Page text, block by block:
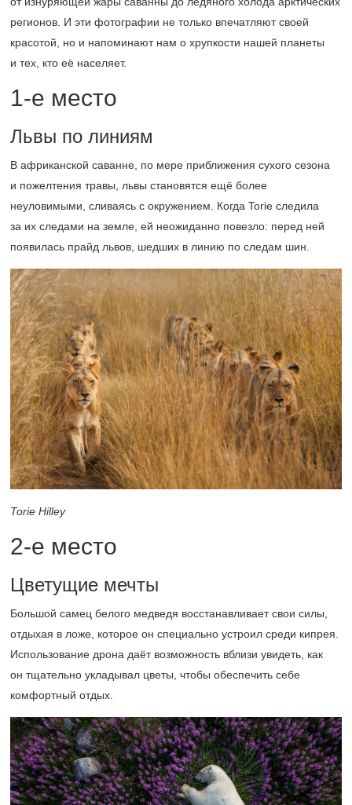
регионов. И эти фотографии не только впечатляют своей
красотой, но и напоминают нам о хрупкости нашей планеты
и тех, кто её населяет.
1-е место
Львы по линиям
В африканской саванне, по мере приближения сухого сезона
и пожелтения травы, львы становятся ещё более
неуловимыми, сливаясь с окружением. Когда Torie следила
за их следами на земле, ей неожиданно повезло: перед ней
появилась прайд львов, шедших в линию по следам шин.
Torie Hilley
2-е место
Цветущие мечты
Большой самец белого медведя восстанавливает свои силы,
отдыхая в ложе, которое он специально устроил среди кипрея.
Использование дрона даёт возможность вблизи увидеть, как
он тщательно укладывал цветы, чтобы обеспечить себе
комфортный отдых.